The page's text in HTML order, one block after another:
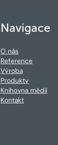
Navigace
O nás
Reference
Výroba
Produkty
Knihovna médií
Kontakt